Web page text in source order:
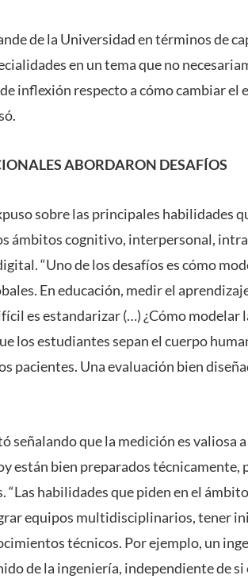
de la Universidad en términos de
en un tema que no
inflexión respecto a cómo cambiar el
ABORDARON DESAFÍOS
sobre las principales habilidades
ámbitos cognitivo, interpersonal,
“Uno de los desafíos es cómo
En educación, medir el
es estandarizar (…) ¿Cómo modelar
los estudiantes sepan el cuerpo
pacientes. Una evaluación bien
señalando que la medición es
están bien preparados
“Las habilidades que piden en el
equipos multidisciplinarios, tener
técnicos. Por ejemplo, un
de la ingeniería, independiente de si